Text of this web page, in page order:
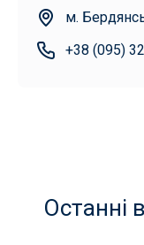
м.
+38 (095)
Останні